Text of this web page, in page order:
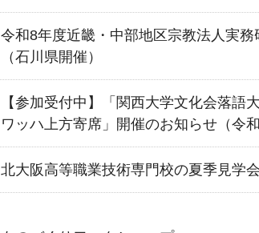
令和8年度近畿・中部地区宗教法人実
（石川県開催）
【参加受付中】「関西大学文化会落
ワッハ上方寄席」開催のお知らせ（令
北大阪高等職業技術専門校の夏季見学